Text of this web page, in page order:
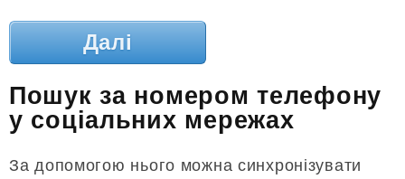
Далі
Пошук за номером телефону
у соціальних мережах
За допомогою нього можна синхронізувати